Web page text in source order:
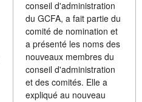
conseil d'administration
du GCFA, a fait partie du
comité de nomination et
a présenté les noms des
nouveaux membres du
conseil d'administration
et des comités. Elle a
expliqué au nouveau